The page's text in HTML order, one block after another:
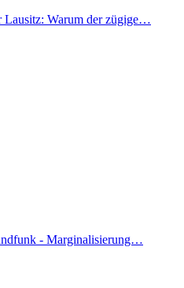
Lausitz: Warum der zügige…
- Marginalisierung…